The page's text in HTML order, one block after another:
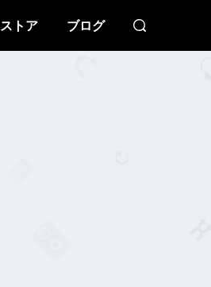
ストア ブログ